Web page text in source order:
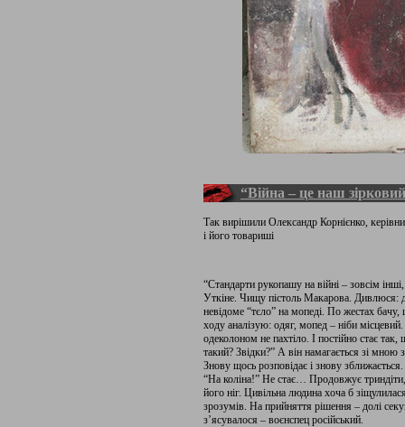
“Війна – це наш
Так вирішили Олександр Корнієнко,
і його товариші
“Стандарти рукопашу на війні – зовсім
Уткіне. Чищу пістоль Макарова. Дивлюся:
невідоме “тєло” на мопеді. По жестах
ходу аналізую: одяг, мопед – ніби
одеколоном не пахтіло. І постійно стає так,
такий? Звідки?” А він намагається зі мною
Знову щось розповідає і знову
“На коліна!” Не стає… Продовжує триндіти,
його ніг. Цивільна людина хоча б
зрозумів. На прийняття рішення – долі
з’ясувалося – воєнспец російський.